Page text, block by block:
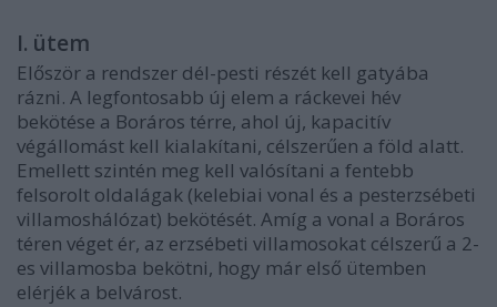
I. ütem
Először a rendszer dél-pesti részét kell gatyába
rázni. A legfontosabb új elem a ráckevei hév
bekötése a Boráros térre, ahol új, kapacitív
végállomást kell kialakítani, célszerűen a föld alatt.
Emellett szintén meg kell valósítani a fentebb
felsorolt oldalágak (kelebiai vonal és a pesterzsébeti
villamoshálózat) bekötését. Amíg a vonal a Boráros
téren véget ér, az erzsébeti villamosokat célszerű a 2-
es villamosba bekötni, hogy már első ütemben
elérjék a belvárost.